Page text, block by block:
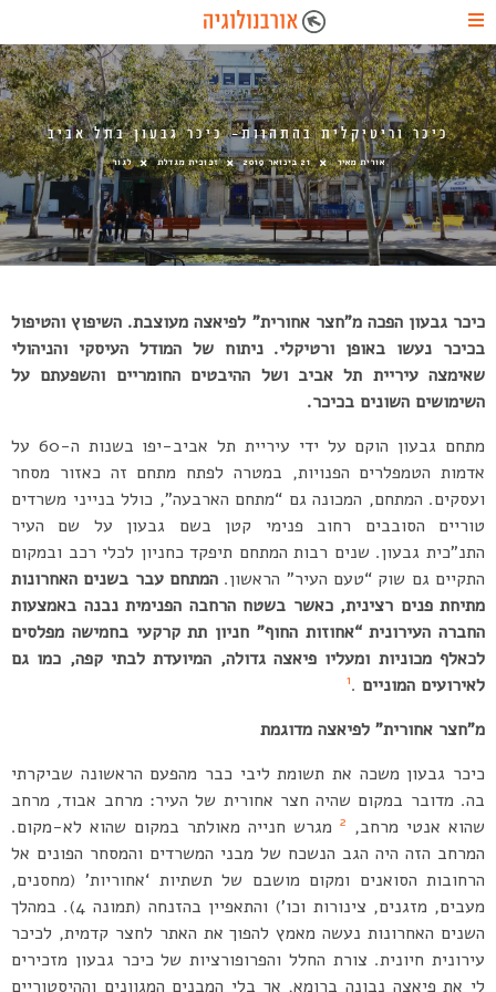
כיכר וריטיקלית בהתהוות- כיכר גבעון בתל אביב
אורית מאיר 21 בינואר 2019 זכוכית מגדלת לגור
כיכר גבעון הפכה מ”חצר אחורית” לפיאצה מעוצבת. השיפוץ והטיפול
בכיכר נעשו באופן ורטיקלי. ניתוח של המודל העיסקי והניהולי
שאימצה עיריית תל אביב ושל ההיבטים החומריים והשפעתם על
השימושים השונים בכיכר.
מתחם גבעון הוקם על ידי עיריית תל אביב-יפו בשנות ה-60 על
אדמות הטמפלרים הפנויות, במטרה לפתח מתחם זה כאזור מסחר
ועסקים. המתחם, המכונה גם “מתחם הארבעה”, כולל בנייני משרדים
טוריים הסובבים רחוב פנימי קטן בשם גבעון על שם העיר
התנ”כית גבעון. שנים רבות המתחם תיפקד כחניון לכלי רכב ובמקום
התקיים גם שוק “טעם העיר” הראשון. המתחם עבר בשנים האחרונות
מתיחת פנים רצינית, כאשר בשטח הרחבה הפנימית נבנה באמצעות
החברה העירונית “אחוזות החוף” חניון תת קרקעי בחמישה מפלסים
לכאלף מכוניות ומעליו פיאצה גדולה, המיועדת לבתי קפה, כמו גם
לאירועים המוניים .
1
מ”חצר אחורית” לפיאצה מדוגמת
כיכר גבעון משכה את תשומת ליבי כבר מהפעם הראשונה שביקרתי
בה. מדובר במקום שהיה חצר אחורית של העיר: מרחב אבוד, מרחב
שהוא אנטי מרחב, 2 מגרש חנייה מאולתר במקום שהוא לא-מקום.
המרחב הזה היה הגב הנשכח של מבני המשרדים והמסחר הפונים אל
הרחובות הסואנים ומקום מושבם של תשתיות ‘אחוריות’ (מחסנים,
מעבים, מזגנים, צינורות וכו’) והתאפיין בהזנחה (תמונה 4). במהלך
השנים האחרונות נעשה מאמץ להפוך את האתר לחצר קדמית, לכיכר
עירונית חיונית. צורת החלל והפרופורציות של כיכר גבעון מזכירים
לי את פיאצה נבונה ברומא, אך בלי המבנים המגוונים וההיסטוריים